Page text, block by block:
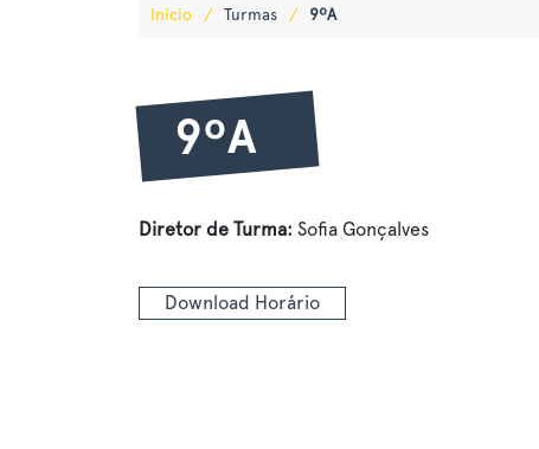
Início / Turmas / 9ºA
9ºA
Diretor de Turma: Sofia Gonçalves
Download Horário